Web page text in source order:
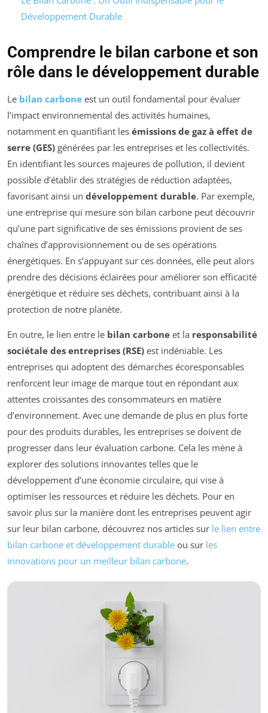
Développement Durable
Comprendre le bilan carbone et son
rôle dans le développement durable
Le bilan carbone est un outil fondamental pour évaluer
l’impact environnemental des activités humaines,
notamment en quantifiant les émissions de gaz à effet de
serre (GES) générées par les entreprises et les collectivités.
En identifiant les sources majeures de pollution, il devient
possible d’établir des stratégies de réduction adaptées,
favorisant ainsi un développement durable. Par exemple,
une entreprise qui mesure son bilan carbone peut découvrir
qu’une part significative de ses émissions provient de ses
chaînes d’approvisionnement ou de ses opérations
énergétiques. En s’appuyant sur ces données, elle peut alors
prendre des décisions éclairées pour améliorer son efficacité
énergétique et réduire ses déchets, contribuant ainsi à la
protection de notre planète.
En outre, le lien entre le bilan carbone et la responsabilité
sociétale des entreprises (RSE) est indéniable. Les
entreprises qui adoptent des démarches écoresponsables
renforcent leur image de marque tout en répondant aux
attentes croissantes des consommateurs en matière
d’environnement. Avec une demande de plus en plus forte
pour des produits durables, les entreprises se doivent de
progresser dans leur évaluation carbone. Cela les mène à
explorer des solutions innovantes telles que le
développement d’une économie circulaire, qui vise à
optimiser les ressources et réduire les déchets. Pour en
savoir plus sur la manière dont les entreprises peuvent agir
sur leur bilan carbone, découvrez nos articles sur le lien entre
bilan carbone et développement durable ou sur les
innovations pour un meilleur bilan carbone.